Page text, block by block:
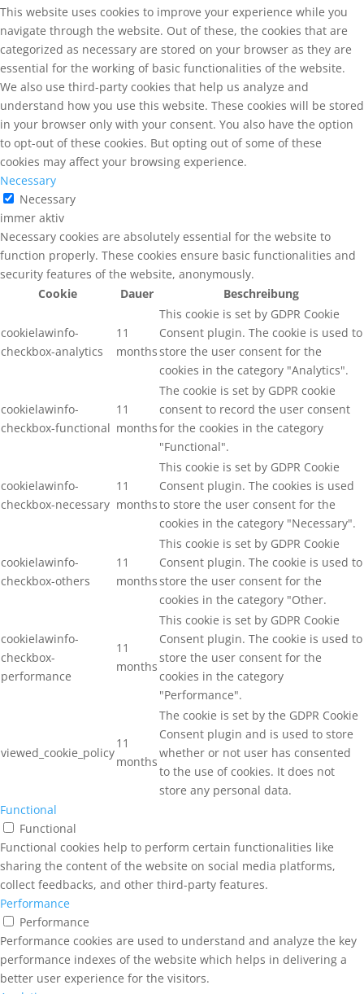
This website uses cookies to improve your experience while you
navigate through the website. Out of these, the cookies that are
categorized as necessary are stored on your browser as they are
essential for the working of basic functionalities of the website.
We also use third-party cookies that help us analyze and
understand how you use this website. These cookies will be stored
in your browser only with your consent. You also have the option
to opt-out of these cookies. But opting out of some of these
cookies may affect your browsing experience.
Necessary
Necessary
immer aktiv
Necessary cookies are absolutely essential for the website to
function properly. These cookies ensure basic functionalities and
security features of the website, anonymously.
Cookie
Dauer Beschreibung
cookielawinfo-
checkbox-analytics
11
months
This cookie is set by GDPR Cookie
Consent plugin. The cookie is used to
store the user consent for the
cookies in the category "Analytics".
cookielawinfo-
checkbox-functional
11
months
The cookie is set by GDPR cookie
consent to record the user consent
for the cookies in the category
"Functional".
cookielawinfo-
checkbox-necessary
11
months
This cookie is set by GDPR Cookie
Consent plugin. The cookies is used
to store the user consent for the
cookies in the category "Necessary".
cookielawinfo-
checkbox-others
11
months
This cookie is set by GDPR Cookie
Consent plugin. The cookie is used to
store the user consent for the
cookies in the category "Other.
cookielawinfo-
checkbox-
performance
11
months
This cookie is set by GDPR Cookie
Consent plugin. The cookie is used to
store the user consent for the
cookies in the category
"Performance".
viewed_cookie_policy
11
months
The cookie is set by the GDPR Cookie
Consent plugin and is used to store
whether or not user has consented
to the use of cookies. It does not
store any personal data.
Functional
Functional
Functional cookies help to perform certain functionalities like
sharing the content of the website on social media platforms,
collect feedbacks, and other third-party features.
Performance
Performance
Performance cookies are used to understand and analyze the key
performance indexes of the website which helps in delivering a
better user experience for the visitors.